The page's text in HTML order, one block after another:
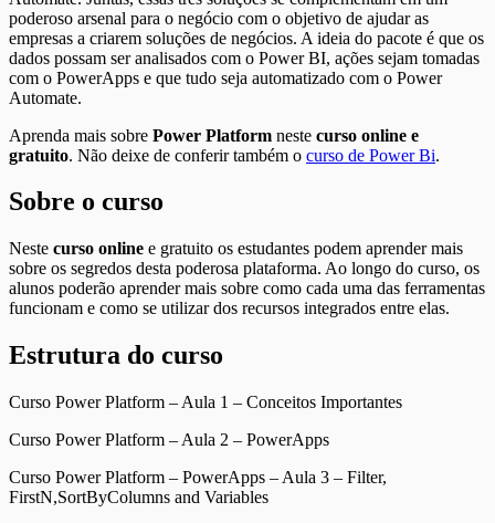
poderoso arsenal para o negócio com o objetivo de ajudar as
empresas a criarem soluções de negócios. A ideia do pacote é que os
dados possam ser analisados com o Power BI, ações sejam tomadas
com o PowerApps e que tudo seja automatizado com o Power
Automate.
Aprenda mais sobre Power Platform neste curso online e
gratuito. Não deixe de conferir também o curso de Power Bi.
Sobre o curso
Neste curso online e gratuito os estudantes podem aprender mais
sobre os segredos desta poderosa plataforma. Ao longo do curso, os
alunos poderão aprender mais sobre como cada uma das ferramentas
funcionam e como se utilizar dos recursos integrados entre elas.
Estrutura do curso
Curso Power Platform – Aula 1 – Conceitos Importantes
Curso Power Platform – Aula 2 – PowerApps
Curso Power Platform – PowerApps – Aula 3 – Filter,
FirstN,SortByColumns and Variables